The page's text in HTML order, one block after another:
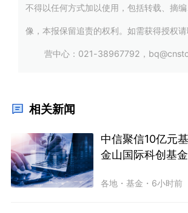
不得以任何方式加以使用，包括转载、摘
像，本报保留追责的权利。如需获得授权
营中心：021-38967792，
相关新闻
中信聚信10亿元
金山国际科创基
各地 ・基金 ・ 6小时前